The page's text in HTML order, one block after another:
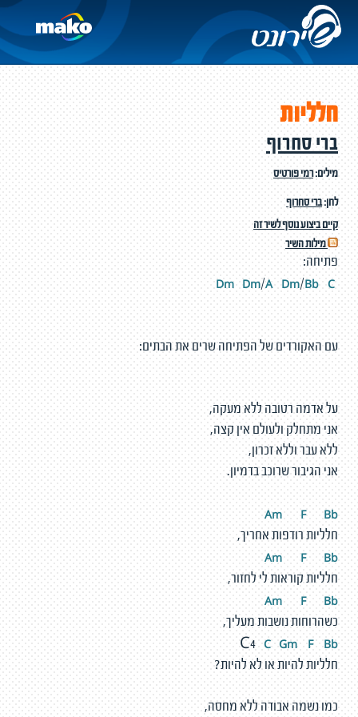
חלליות
ברי סחרוף
מילים:רמי פורטיס
לחן:ברי סחרוף
קיים ביצוע נוסף לשיר זה
מילות השיר
פתיחה:
m Dm/A Dm/Bb C
עם האקורדים של הפתיחה שרים את הבתים:
על אדמה רטובה ללא מעקה,
אני מתחלק ולעולם אין קצה,
ללא עבר וללא זכרון,
אני הגיבור שרוכב בדמיון.
Am F Bb
חלליות רודפות אחריך,
Am F Bb
חלליות קוראות לי לחזור,
Am F Bb
כשהרוחות נושבות מעליך,
C4 C Gm F Bb
חלליות להיות או לא להיות?
כמו נשמה אבודה ללא מחסה,